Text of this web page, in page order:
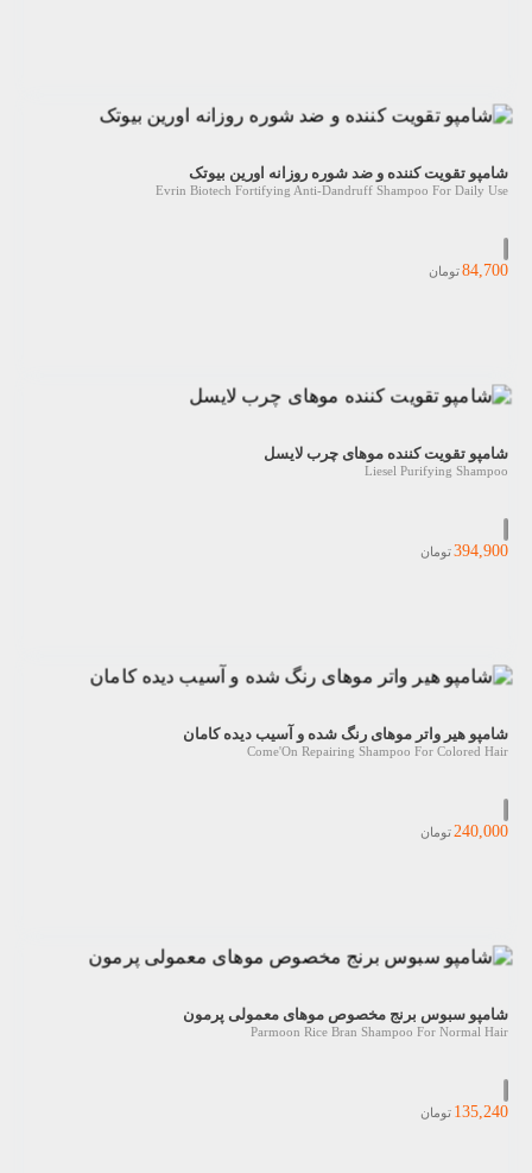
شامپو تقویت کننده و ضد شوره روزانه اورین بیوتک
Evrin Biotech Fortifying Anti-Dandruff Shampoo For Daily Use
84,700تومان
شامپو تقویت کننده موهای چرب لایسل
Liesel Purifying Shampoo
394,900تومان
شامپو هیر واتر موهای رنگ شده و آسیب دیده کامان
Come'On Repairing Shampoo For Colored Hair
240,000تومان
شامپو سبوس برنج مخصوص موهای معمولی پرمون
Parmoon Rice Bran Shampoo For Normal Hair
135,240 تومان